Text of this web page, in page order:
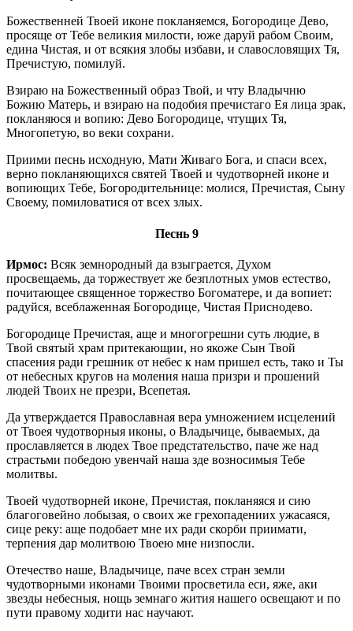
Божественней Твоей иконе покланяемся, Богородице Дево,
просяще от Тебе великия милости, юже даруй рабом Своим,
едина Чистая, и от всякия злобы избави, и славословящих Тя,
Пречистую, помилуй.
Взираю на Божественный образ Твой, и чту Владычню
Божию Матерь, и взираю на подобия пречистаго Ея лица зрак,
покланяюся и вопию: Дево Богородице, чтущих Тя,
Многопетую, во веки сохрани.
Приими песнь исходную, Мати Живаго Бога, и спаси всех,
верно покланяющихся святей Твоей и чудотворней иконе и
вопиющих Тебе, Богородительнице: молися, Пречистая, Сыну
Своему, помиловатися от всех злых.
Песнь 9
Ирмос: Всяк земнородный да взыграется, Духом
просвещаемь, да торжествует же безплотных умов естество,
почитающее священное торжество Богоматере, и да вопиет:
радуйся, всеблаженная Богородице, Чистая Приснодево.
Богородице Пречистая, аще и многогрешни суть людие, в
Твой святый храм притекающии, но якоже Сын Твой
спасения ради грешник от небес к нам пришел есть, тако и Ты
от небесных кругов на моления наша призри и прошений
людей Твоих не презри, Всепетая.
Да утверждается Православная вера умножением исцелений
от Твоея чудотворныя иконы, о Владычице, бываемых, да
прославляется в людех Твое предстательство, паче же над
страстьми победою увенчай наша зде возносимыя Тебе
молитвы.
Твоей чудотворней иконе, Пречистая, покланяяся и сию
благоговейно лобызая, о своих же грехопадениих ужасаяся,
сице реку: аще подобает мне их ради скорби приимати,
терпения дар молитвою Твоею мне низпосли.
Отечество наше, Владычице, паче всех стран земли
чудотворными иконами Твоими просветила еси, яже, аки
звезды небесныя, нощь земнаго жития нашего освещают и по
пути правому ходити нас научают.